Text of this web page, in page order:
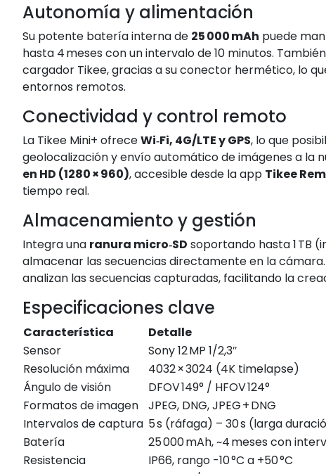
Autonomía y alimentación
Su potente batería interna de 25 000 mAh puede
hasta 4 meses con un intervalo de 10 minutos.
cargador Tikee, gracias a su conector hermético, lo
entornos remotos.
Conectividad y control remoto
La Tikee Mini+ ofreceWi‑Fi, 4G/LTE y GPS, lo que
geolocalización y envío automático de imágenes a la
en HD (1280 × 960), accesible desde la app Tikee
tiempo real.
Almacenamiento y gestión
Integra una ranura micro‑SD soportando hasta 1 TB
almacenar las secuencias directamente en la cámara.
analizan las secuencias capturadas, facilitando la
Especificaciones clave
Característica
Detalle
Sensor
Sony 12 MP 1/2,3″
Resolución máxima
4032 × 3024 (4K timelapse)
Ángulo de visión
DFOV 149° / HFOV 124°
Formatos de imagen
JPEG, DNG, JPEG + DNG
Intervalos de captura 5 s (ráfaga) – 30 s (larga
Batería
25 000 mAh, ~4 meses con
Resistencia
IP66, rango -10 °C a +50 °C